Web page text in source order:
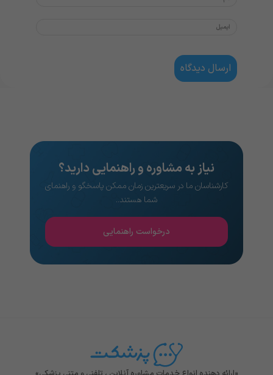
نیاز به مشاوره و راهنمایی دارید؟
کارشناسان ما در سریعترین زمان ممکن پاسخگو و راهنمای
شما هستند..
درخواست راهنمایی